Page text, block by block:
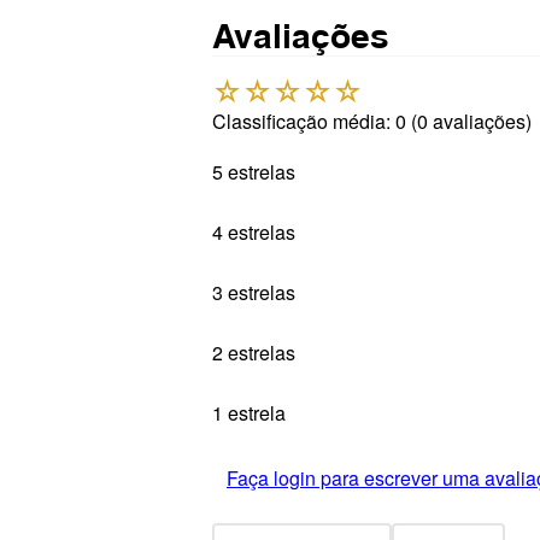
Avaliações
☆☆☆☆☆
Classificação média: 0 (0 avaliações)
5 estrelas
4 estrelas
3 estrelas
2 estrelas
1 estrela
Faça login para escrever uma